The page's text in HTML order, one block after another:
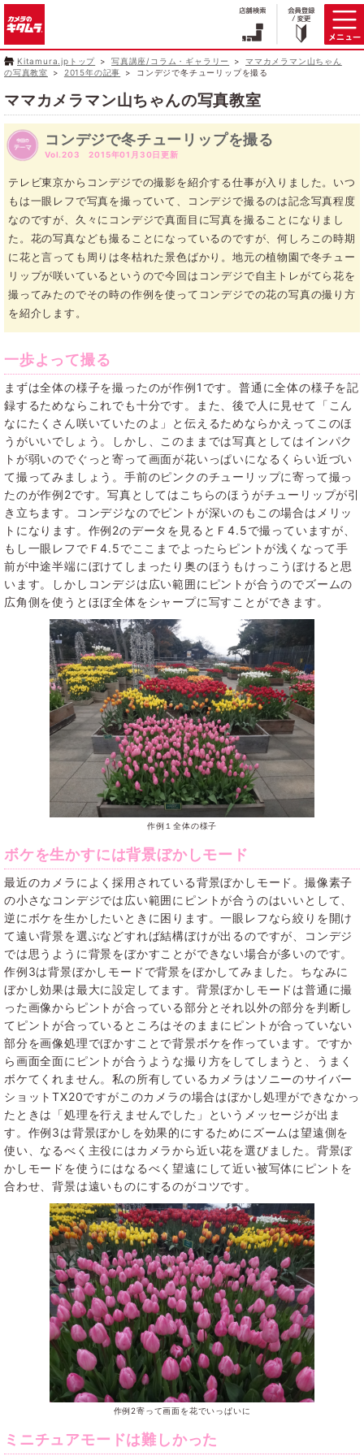
Kitamura.jpトップ 写真講座/コラム・ギャラリー
ママカメラマン山ちゃん
の写真教室
2015年の記事 コンデジで冬チューリップを撮る
ママカメラマン山ちゃんの写真教室
コンデジで冬チューリップを撮る
Vol.203 2015年01月30日更新
テレビ東京からコンデジでの撮影を紹介する仕事が入りました。いつ
もは一眼レフで写真を撮っていて、コンデジで撮るのは記念写真程度
なのですが、久々にコンデジで真面目に写真を撮ることになりまし
た。花の写真なども撮ることになっているのですが、何しろこの時期
に花と言っても周りは冬枯れた景色ばかり。地元の植物園で冬チュー
リップが咲いているというので今回はコンデジで自主トレがてら花を
撮ってみたのでその時の作例を使ってコンデジでの花の写真の撮り方
を紹介します。
一歩よって撮る
まずは全体の様子を撮ったのが作例1です。普通に全体の様子を記
録するためならこれでも十分です。また、後で人に見せて「こん
なにたくさん咲いていたのよ」と伝えるためならかえってこのほ
うがいいでしょう。しかし、このままでは写真としてはインパク
トが弱いのでぐっと寄って画面が花いっぱいになるくらい近づい
て撮ってみましょう。手前のピンクのチューリップに寄って撮っ
たのが作例2です。写真としてはこちらのほうがチューリップが引
き立ちます。コンデジなのでピントが深いのもこの場合はメリッ
トになります。作例2のデータを見るとＦ4.5で撮っていますが、
もし一眼レフでＦ4.5でここまでよったらピントが浅くなって手
前が中途半端にぼけてしまったり奥のほうもけっこうぼけると思
います。しかしコンデジは広い範囲にピントが合うのでズームの
広角側を使うとほぼ全体をシャープに写すことができます。
作例１全体の様子
ボケを生かすには背景ぼかしモード
最近のカメラによく採用されている背景ぼかしモード。撮像素子
の小さなコンデジでは広い範囲にピントが合うのはいいとして、
逆にボケを生かしたいときに困ります。一眼レフなら絞りを開け
て遠い背景を選ぶなどすれば結構ぼけが出るのですが、コンデジ
では思うように背景をぼかすことができない場合が多いのです。
作例3は背景ぼかしモードで背景をぼかしてみました。ちなみに
ぼかし効果は最大に設定してます。背景ぼかしモードは普通に撮
った画像からピントが合っている部分とそれ以外の部分を判断し
てピントが合っているところはそのままにピントが合っていない
部分を画像処理でぼかすことで背景ボケを作っています。ですか
ら画面全面にピントが合うような撮り方をしてしまうと、うまく
ボケてくれません。私の所有しているカメラはソニーのサイバー
ショットTX20ですがこのカメラの場合はぼかし処理ができなかっ
たときは「処理を行えませんでした」というメッセージが出ま
す。作例3は背景ぼかしを効果的にするためにズームは望遠側を
使い、なるべく主役にはカメラから近い花を選びました。背景ぼ
かしモードを使うにはなるべく望遠にして近い被写体にピントを
合わせ、背景は遠いものにするのがコツです。
作例2寄って画面を花でいっぱいに
ミニチュアモードは難しかった